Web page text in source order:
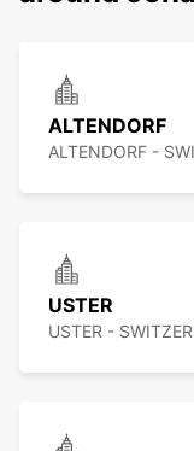
ALTENDORF
ALTENDORF -
USTER
USTER -